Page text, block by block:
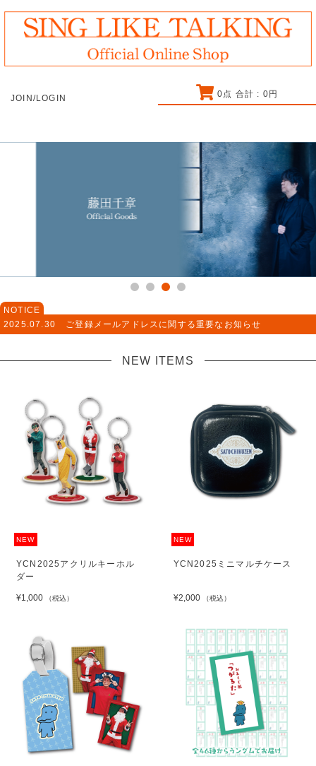
JOIN/LOGIN 0 点 合計 : 0円
NOTICE
2025.07.30
ご登録メールアドレスに関する重要なお知らせ
NEW ITEMS
NEW
YCN2025アクリルキーホル
ダー
¥1,000 （税込）
NEW
YCN2025ミニマルチケース
¥2,000 （税込）